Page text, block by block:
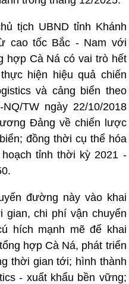
tịch UBND tỉnh Khánh
cao tốc Bắc - Nam với
hợp Cà Ná có vai trò hết
hiện hiệu quả chiến
và cảng biển theo
TW ngày 22/10/2018
Đảng về chiến lược
đồng thời cụ thể hóa
tỉnh thời kỳ 2021 -
đường này vào khai
gian, chi phí vận chuyển
hích mạnh mẽ để khai
hợp Cà Ná, phát triển
thời gian tới; hình thành
- xuất khẩu bền vững;